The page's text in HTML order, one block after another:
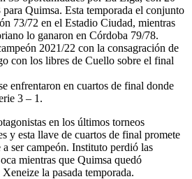
Quimsa. Esta temporada el conjunto
73/72 en el Estadio Ciudad, mientras
lo ganaron en Córdoba 79/78.
2021/22 con la consagración de
con los libres de Cuello sobre el final
enfrentaron en cuartos de final donde
3 – 1.
en los últimos torneos
y esta llave de cuartos de final promete
ser campeón. Instituto perdió las
mientras que Quimsa quedó
la pasada temporada.